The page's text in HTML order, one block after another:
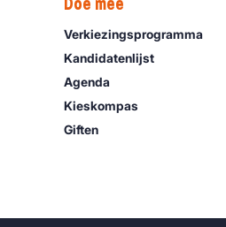
Verkiezingsprogramma
Kandidatenlijst
Agenda
Kieskompas
Giften